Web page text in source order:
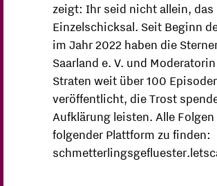
zeigt: Ihr seid nicht allein, das
Einzelschicksal. Seit Beginn
im Jahr 2022 haben die
Saarland e. V. und
Straten weit über 100
veröffentlicht, die Trost
Aufklärung leisten. Alle
folgender Plattform zu finden: